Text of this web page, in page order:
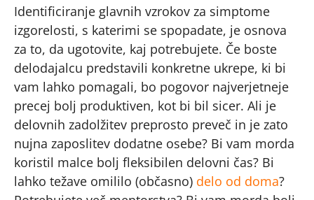
Identificiranje glavnih vzrokov za simptome
izgorelosti, s katerimi se spopadate, je osnova
za to, da ugotovite, kaj potrebujete. Če boste
delodajalcu predstavili konkretne ukrepe, ki bi
vam lahko pomagali, bo pogovor najverjetneje
precej bolj produktiven, kot bi bil sicer. Ali je
delovnih zadolžitev preprosto preveč in je zato
nujna zaposlitev dodatne osebe? Bi vam morda
koristil malce bolj fleksibilen delovni čas? Bi
lahko težave omililo (občasno) delo od doma?